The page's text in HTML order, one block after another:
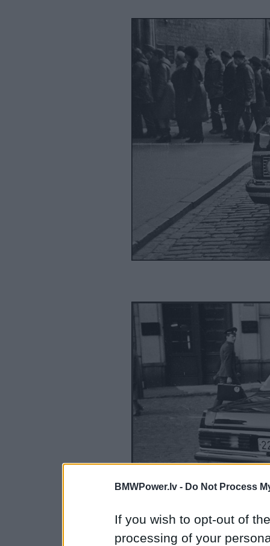
BMWPower.lv - Do Not Process
If you wish to opt-out of
processing of your